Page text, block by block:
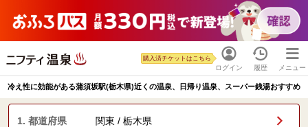
ログイン
購入済チケットはこちら
履歴 メニュー
冷え性に効能がある蒲須坂駅(栃木県)近くの温泉、日帰り温泉、スーパー銭湯おすすめ
1. 都道府県 関東 / 栃木県